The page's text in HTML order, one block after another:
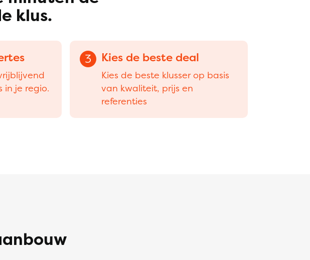
klus.
in je regio.
3 Kies de beste deal
Kies de beste klusser op basis
van kwaliteit, prijs en
referenties